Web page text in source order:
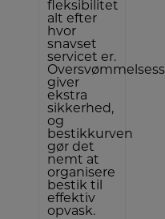
fleksibilitet
alt efter
hvor
snavset
servicet er.
giver
ekstra
sikkerhed,
og
bestikkurven
gør det
nemt at
organisere
bestik til
effektiv
opvask.